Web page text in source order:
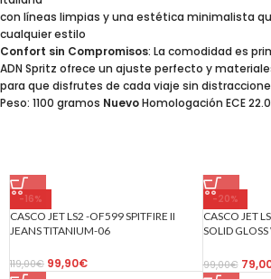
con líneas limpias y una estética minimalista
cualquier estilo
Confort sin Compromisos: La comodidad es
ADN Spritz ofrece un ajuste perfecto y
para que disfrutes de cada viaje sin
Peso: 1100 gramos NuevoHomologación ECE
-16%
CASCO JET LS2 -OF599 SPITFIRE II
JEANS TITANIUM-06
119,00€ 99,90€
-20%
CASCO JET
SOLID
99,00€